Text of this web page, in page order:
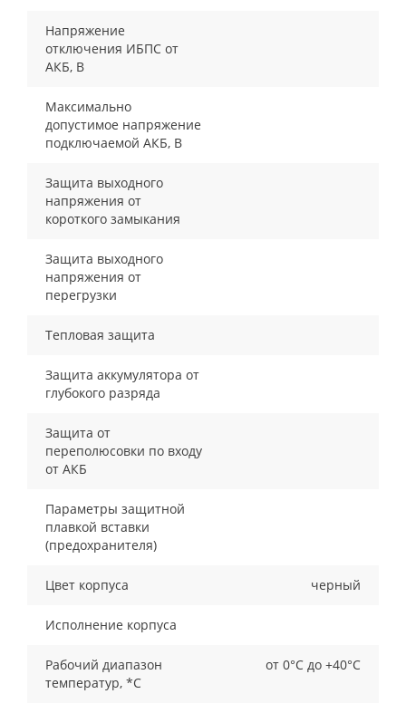
Напряжение
отключения ИБПС от
АКБ, В
Максимально
допустимое напряжение
подключаемой АКБ, В
Защита выходного
напряжения от
короткого замыкания
Защита выходного
напряжения от
перегрузки
Тепловая защита
Защита аккумулятора от
глубокого разряда
Защита от
переполюсовки по входу
от АКБ
Параметры защитной
плавкой вставки
(предохранителя)
Цвет корпуса черный
Исполнение корпуса
Рабочий диапазон
температур, *С
от 0°С до +40°С